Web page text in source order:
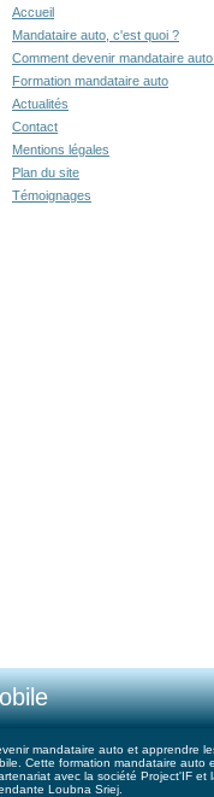
Accueil
Mandataire auto, c'est quoi ?
Comment devenir mandataire
Formation mandataire auto
Actualités
Contact
Mentions légales
Plan du site
Témoignages
mandataire auto et apprendre
Cette formation mandataire auto
avec la société Project'IF et
Loubna Sriej.